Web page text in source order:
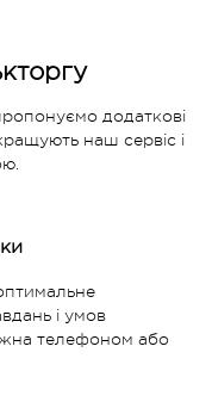
додаткові
наш сервіс і
і умов
телефоном або